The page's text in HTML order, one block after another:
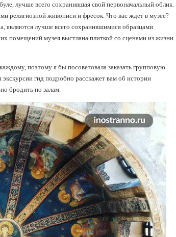
лучше всего сохранившая свой первоначальный облик.
религиозной живописи и фресок. Что вас ждет в музее?
являются лучше всего сохранившимися образцами
помещений музея выстлана плиткой со сценами из жизни
поэтому я бы посоветовала заказать групповую
экскурсии гид подробно расскажет вам об истории
бродить по залам.